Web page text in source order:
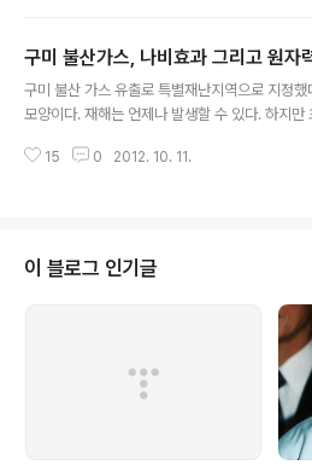
"어딘가에 한 권은 있다."라는 카피가 멋지다. 이
에서 새로 오픈한 서비스 품절센터이다. 이 서비
가장 먼저 생각난 책이 헨리 페트로스키의 《연필
는데 오늘 다시 해보니 26%라고 나오는데 차이를
구미 불산가스, 나비효과 그리고 원자
구미 불산 가스 유출로 특별재난지역으로 지정
모양이다. 재해는 언제나 발생할 수 있다. 하지만
않는다는 데 더 큰 문제가 있다. 원자력의 안정성
마음가짐에 의해 수많은 인명의 생사가 결정된다
에 다가온다. 불화 수소[弗化水素, hydrogen
15 0 2012. 10. 11.
이 블로그 인기글